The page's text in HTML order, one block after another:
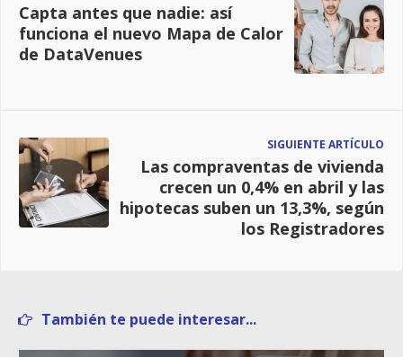
Capta antes que nadie: así
funciona el nuevo Mapa de Calor
de DataVenues
SIGUIENTE ARTÍCULO
Las compraventas de vivienda
crecen un 0,4% en abril y las
hipotecas suben un 13,3%, según
los Registradores
También te puede interesar...